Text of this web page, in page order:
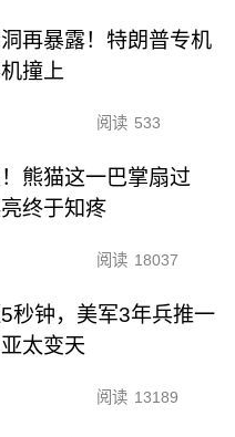
再暴露！特朗普专机
撞上
阅读 533
熊猫这一巴掌扇过
终于知疼
阅读 18037
秒钟，美军3年兵推一
太变天
阅读 13189